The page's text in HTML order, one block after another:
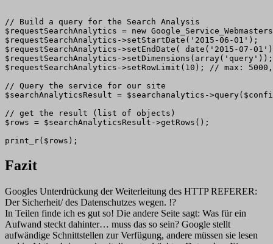
// Build a query for the Search Analysis
$requestSearchAnalytics = new
$requestSearchAnalytics->setStartDate('2015-06-01');
$requestSearchAnalytics->setEndDate( date('2015-07-
$requestSearchAnalytics->setDimensions(array('query'));
$requestSearchAnalytics->setRowLimit(10); // max:
// Query the service for our site
$searchAnalyticsResult = $searchanalytics-
// get the result (list of objects)
$rows = $searchAnalyticsResult->getRows();
print_r($rows);
Fazit
Googles Unterdrückung der Weiterleitung des HTTP REFERER:
Der Sicherheit/ des Datenschutzes wegen. !?
In Teilen finde ich es gut so! Die andere Seite sagt: Was für ein
Aufwand steckt dahinter… muss das so sein? Google stellt
aufwändige Schnittstellen zur Verfügung, andere müssen sie lesen